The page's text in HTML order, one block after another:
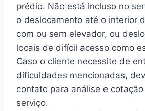
prédio. Não está incluso no
o deslocamento até o interior
com ou sem elevador, ou
locais de difícil acesso como
Caso o cliente necessite de
dificuldades mencionadas,
contato para análise e
serviço.